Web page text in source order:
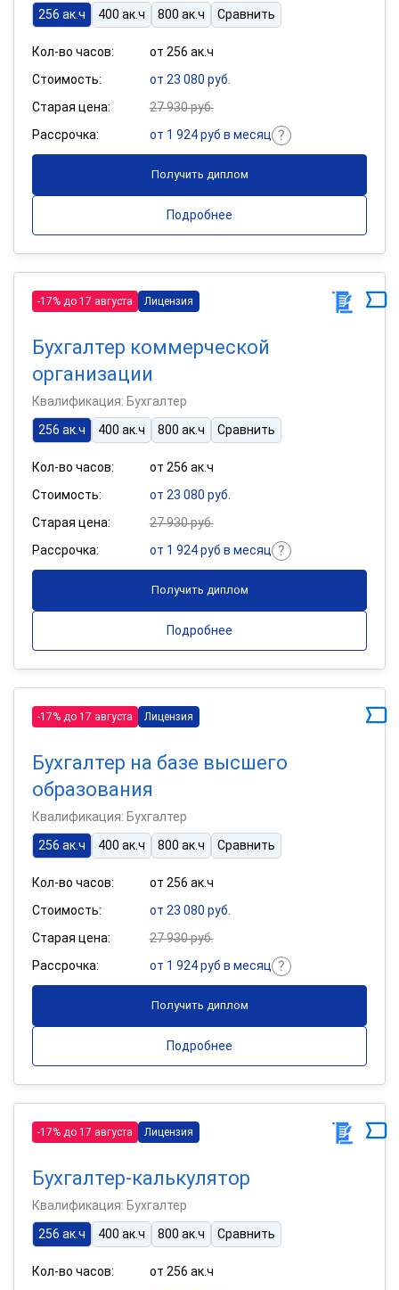
256 ак.ч 400 ак.ч 800 ак.ч Сравнить
Кол-во часов:
от 256 ак.ч
Стоимость:
от 23 080 руб.
Старая цена:
27 930 руб.
Рассрочка:
от 1 924 руб в месяц
Получить диплом
Подробнее
-17% до 17 августа Лицензия
Бухгалтер коммерческой
организации
Квалификация: Бухгалтер
256 ак.ч
400 ак.ч 800 ак.ч Сравнить
Кол-во часов:
от 256 ак.ч
Стоимость:
от 23 080 руб.
Старая цена:
27 930 руб.
Рассрочка:
от 1 924 руб в месяц
Получить диплом
Подробнее
-17% до 17 августа Лицензия
Бухгалтер на базе высшего
образования
Квалификация: Бухгалтер
256 ак.ч
400 ак.ч 800 ак.ч Сравнить
Кол-во часов:
от 256 ак.ч
Стоимость:
от 23 080 руб.
Старая цена:
27 930 руб.
Рассрочка:
от 1 924 руб в месяц
Получить диплом
Подробнее
-17% до 17 августа Лицензия
Бухгалтер-калькулятор
Квалификация: Бухгалтер
256 ак.ч
400 ак.ч 800 ак.ч Сравнить
Кол-во часов:
от 256 ак.ч